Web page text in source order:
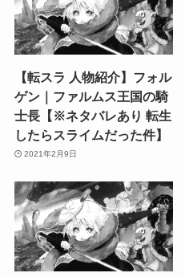
【転スラ 人物紹介】フォル
ゲン｜ファルムス王国の騎
士長【※ネタバレあり 転生
したらスライムだった件】
2021年2月9日